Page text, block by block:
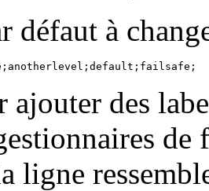
défaut à
ajouter des
ligne